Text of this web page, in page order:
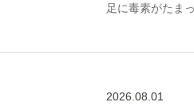
足に毒素がたま
2026.08.01